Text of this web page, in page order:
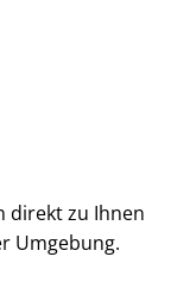
direkt zu Ihnen
Umgebung.